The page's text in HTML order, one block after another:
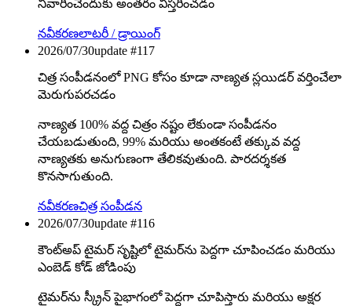
నివారించేందుకు అంతరం విస్తరించడం
నవీకరణలాటరీ / డ్రాయింగ్
2026/07/30update #117
చిత్ర సంపీడనంలో PNG కోసం కూడా నాణ్యత స్లయిడర్ వర్తించేలా
మెరుగుపరచడం
నాణ్యత 100% వద్ద చిత్రం నష్టం లేకుండా సంపీడనం
చేయబడుతుంది, 99% మరియు అంతకంటే తక్కువ వద్ద
నాణ్యతకు అనుగుణంగా తేలికవుతుంది. పారదర్శకత
కొనసాగుతుంది.
నవీకరణచిత్ర సంపీడన
2026/07/30update #116
కౌంట్‌అప్ టైమర్ సృష్టిలో టైమర్‌ను పెద్దగా చూపించడం మరియు
ఎంబెడ్ కోడ్ జోడింపు
టైమర్‌ను స్క్రీన్ పైభాగంలో పెద్దగా చూపిస్తారు మరియు అక్షర